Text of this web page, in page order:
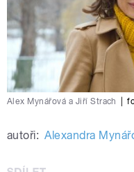
Alex Mynářová a Jiří Strach
autoři: Alexandra